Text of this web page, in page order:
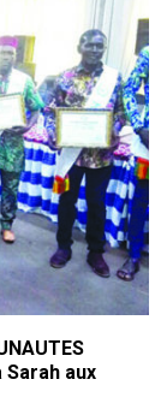
Sarah aux